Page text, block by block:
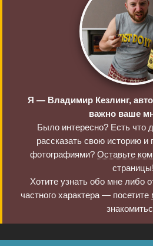
Я — Владимир Кезлинг,
важно ваше
Было интересно? Есть что
рассказать свою историю и
фотографиями? Оставьте
страницы!
Хотите узнать обо мне либо
частного характера — посетите